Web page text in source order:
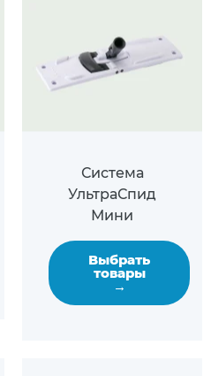
Система
УльтраСпид
Мини
Выбрать
товары
→